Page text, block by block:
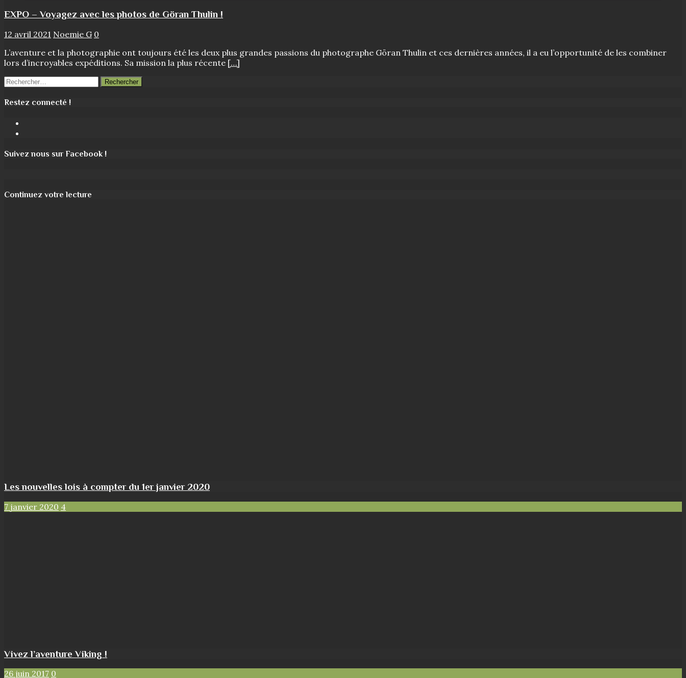
EXPO – Voyagez avec les photos de Göran Thulin !
12 avril 2021 Noemie G 0
L’aventure et la photographie ont toujours été les deux plus grandes passions du photographe Göran Thulin et ces dernières années, il a eu l’opportunité de les combiner
lors d’incroyables expéditions. Sa mission la plus récente […]
Rechercher :
Restez connecté !
Suivez nous sur Facebook !
Continuez votre lecture
Les nouvelles lois à compter du 1er janvier 2020
7 janvier 2020 4
Vivez l’aventure Viking !
26 juin 2017 0